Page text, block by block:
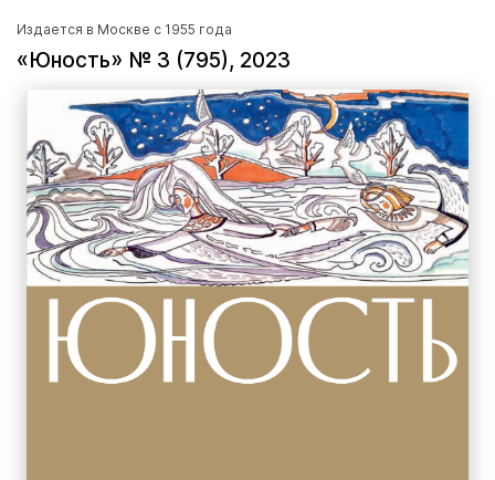
Издается в Москве с 1955 года
«Юность» № 3 (795), 2023